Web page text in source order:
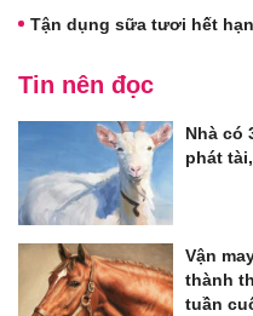
Tận dụng sữa tươi hết
Tin nên đọc
Nhà có
phát
Vận
thành
tuần